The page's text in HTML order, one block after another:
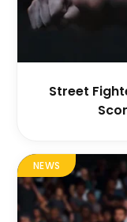
Street
NEWS